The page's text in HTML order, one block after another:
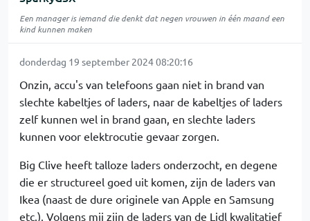
Een manager is iemand die denkt dat negen vrouwen in één maand een
kind kunnen maken
donderdag 19 september 2024 08:20:16
Onzin, accu's van telefoons gaan niet in brand van
slechte kabeltjes of laders, naar de kabeltjes of laders
zelf kunnen wel in brand gaan, en slechte laders
kunnen voor elektrocutie gevaar zorgen.
Big Clive heeft talloze laders onderzocht, en degene
die er structureel goed uit komen, zijn de laders van
Ikea (naast de dure originele van Apple en Samsung
etc.). Volgens mij zijn de laders van de Lidl kwalitatief